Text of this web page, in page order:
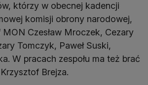
którzy w obecnej kadencji
komisji obrony narodowej,
MON Czesław Mroczek, Cezary
Tomczyk, Paweł Suski,
W pracach zespołu ma też brać
Krzysztof Brejza.